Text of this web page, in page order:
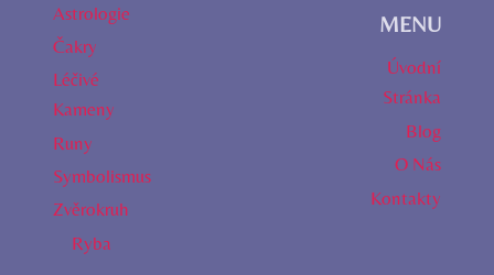
Astrologie
Čakry
Léčivé
Kameny
Runy
Symbolismus
Zvěrokruh
Ryba
MENU
Úvodní
Stránka
Blog
O Nás
Kontakty